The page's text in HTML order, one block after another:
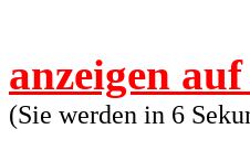
anzeigen
(Sie werden in 6